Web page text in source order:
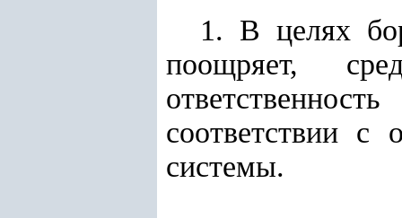
1. В целях
поощряет,
соответствии с
системы.